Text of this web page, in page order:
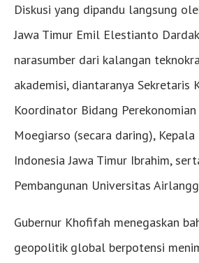
Diskusi yang dipandu langsung
Jawa Timur Emil Elestianto
narasumber dari kalangan
akademisi, diantaranya Sekretaris
Koordinator Bidang
Moegiarso (secara daring),
Indonesia Jawa Timur Ibrahim,
Pembangunan Universitas
Gubernur Khofifah menegaskan
geopolitik global berpotensi